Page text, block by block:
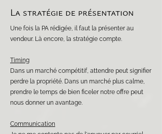
La stratégie de présentation
Une fois la PA rédigée, il faut la présenter au
vendeur. Là encore, la stratégie compte.
Timing
Dans un marché compétitif, attendre peut signifier
perdre la propriété. Dans un marché plus calme,
prendre le temps de bien ficeler notre offre peut
nous donner un avantage.
Communication